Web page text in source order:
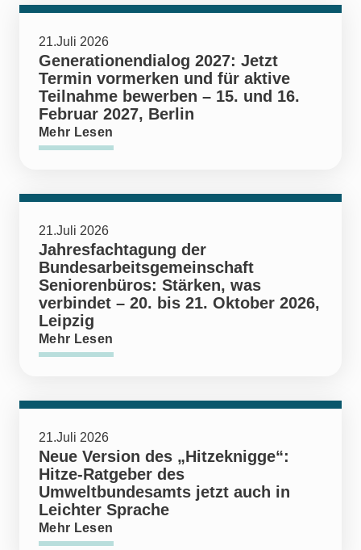
21.Juli 2026
Generationendialog 2027: Jetzt
Termin vormerken und für aktive
Teilnahme bewerben – 15. und 16.
Februar 2027, Berlin
Mehr Lesen
21.Juli 2026
Jahresfachtagung der
Bundesarbeitsgemeinschaft
Seniorenbüros: Stärken, was
verbindet – 20. bis 21. Oktober 2026,
Leipzig
Mehr Lesen
21.Juli 2026
Neue Version des „Hitzeknigge“:
Hitze-Ratgeber des
Umweltbundesamts jetzt auch in
Leichter Sprache
Mehr Lesen